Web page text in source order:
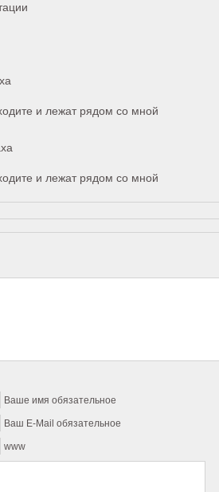
и лежат рядом со мной
и лежат рядом со мной
Ваше имя обязательное
Ваш E-Mail обязательное
www